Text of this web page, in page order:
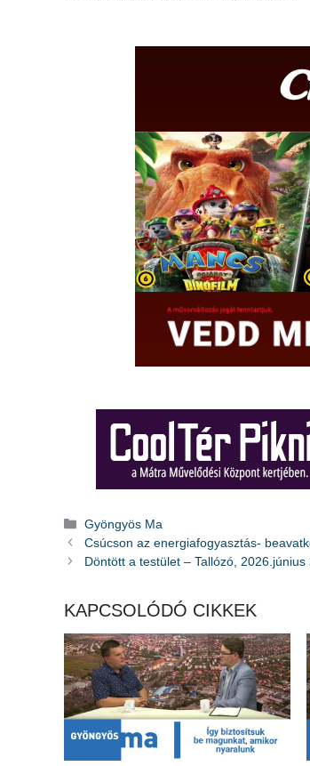
Kategória
Gyöngyös Ma
Csúcson az energiafogyasztás-
Döntött a testület – Tallózó, 2026.június
KAPCSOLÓDÓ CIKKEK